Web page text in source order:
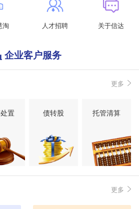
淘 人才招聘 关于信达
企业客户服务
更多
置 债转股 托管清算
更多